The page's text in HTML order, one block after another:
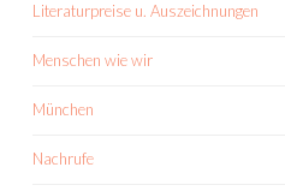
Literaturpreise u. Auszeichnungen
Menschen wie wir
München
Nachrufe